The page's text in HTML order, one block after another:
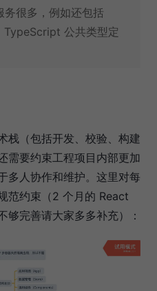
务很多，例如还包括
公共类型定
栈（包括开发、校验、构建
需要约束工程项目内部更加
多人协作和维护。这里对每
范约束（2 个月的 React
够完善请大家多多补充）：